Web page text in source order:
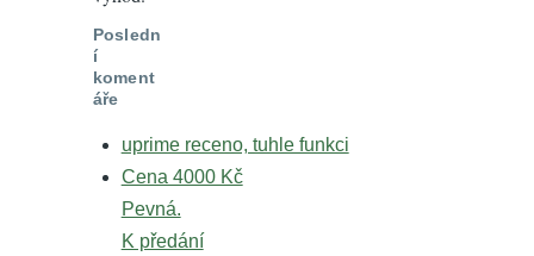
Posledn
í
koment
áře
uprime receno, tuhle funkci
Cena 4000 Kč
Pevná.
K předání